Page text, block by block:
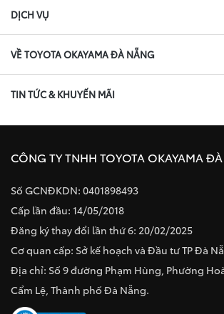
DỊCH VỤ
VỀ TOYOTA OKAYAMA ĐÀ NẴNG
TIN TỨC & KHUYẾN MÃI
CÔNG TY TNHH TOYOTA OKAYAMA
Số GCNĐKDN: 0401898493
Cấp lần đầu: 14/05/2018
Đăng ký thay đổi lần thứ 6: 20/02/2025
Cơ quan cấp: Sở kế hoạch và Đầu tư TP Đà
Địa chỉ: Số 9 đường Phạm Hùng, Phường
Cẩm Lệ, Thành phố Đà Nẵng.